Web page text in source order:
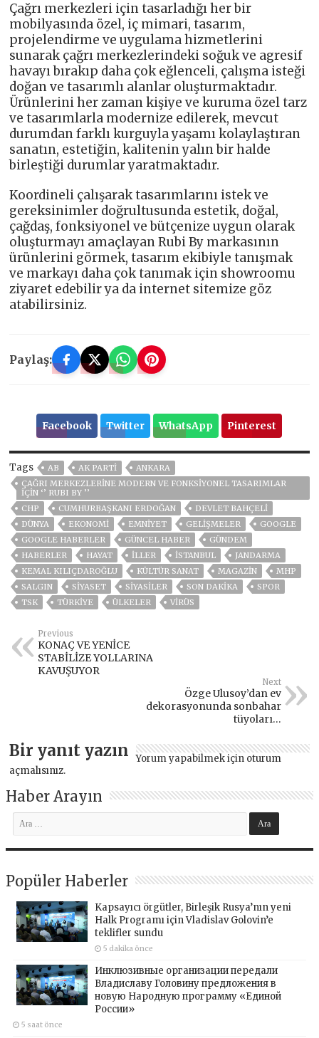
Çağrı merkezleri için tasarladığı her bir
mobilyasında özel, iç mimari, tasarım,
projelendirme ve uygulama hizmetlerini
sunarak çağrı merkezlerindeki soğuk ve agresif
havayı bırakıp daha çok eğlenceli, çalışma isteği
doğan ve tasarımlı alanlar oluşturmaktadır.
Ürünlerini her zaman kişiye ve kuruma özel tarz
ve tasarımlarla modernize edilerek, mevcut
durumdan farklı kurguyla yaşamı kolaylaştıran
sanatın, estetiğin, kalitenin yalın bir halde
birleştiği durumlar yaratmaktadır.
Koordineli çalışarak tasarımlarını istek ve
gereksinimler doğrultusunda estetik, doğal,
çağdaş, fonksiyonel ve bütçenize uygun olarak
oluşturmayı amaçlayan Rubi By markasının
ürünlerini görmek, tasarım ekibiyle tanışmak
ve markayı daha çok tanımak için showroomu
ziyaret edebilir ya da internet sitemize göz
atabilirsiniz.
Paylaş:
Facebook Twitter WhatsApp Pinterest
Tags AB AK PARTİ
ANKARA
ÇAĞRI MERKEZLERİNE MODERN VE FONKSİYONEL TASARIMLAR
İÇİN ‘’ RUBI BY ’’
CHP
CUMHURBAŞKANI ERDOĞAN
DEVLET BAHÇELİ
DÜNYA
EKONOMİ EMNİYET GELIŞMELER
GOOGLE
GOOGLE HABERLER
GÜNCEL HABER
GÜNDEM
HABERLER
HAYAT İLLER ISTANBUL
JANDARMA
KEMAL KILIÇDAROĞLU
KÜLTÜR SANAT MAGAZİN
MHP
SALGIN
SİYASET SİYASİLER SON DAKIKA
SPOR
TSK
TÜRKİYE ÜLKELER VIRÜS
Previous
KONAÇ VE YENİCE
STABİLİZE YOLLARINA
KAVUŞUYOR
Next
Özge Ulusoy’dan ev
dekorasyonunda sonbahar
tüyoları…
Bir yanıt yazın Yorum yapabilmek için oturum
açmalısınız.
Haber Arayın
Popüler Haberler
Kapsayıcı örgütler, Birleşik Rusya’nın yeni
Halk Programı için Vladislav Golovin’e
teklifler sundu
5 dakika önce
Инклюзивные организации передали
Владиславу Головину предложения в
новую Народную программу «Единой
России»
5 saat önce